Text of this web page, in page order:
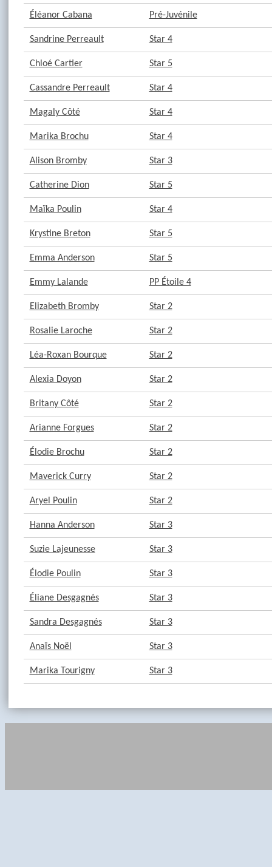
Éléanor Cabana Pré-Juvénile
Sandrine Perreault Star 4
Chloé Cartier Star 5
Cassandre Perreault Star 4
Magaly Côté Star 4
Marika Brochu Star 4
Alison Bromby Star 3
Catherine Dion Star 5
Maïka Poulin Star 4
Krystine Breton Star 5
Emma Anderson Star 5
Emmy Lalande PP Étoile 4
Elizabeth Bromby Star 2
Rosalie Laroche Star 2
Léa-Roxan Bourque Star 2
Alexia Doyon Star 2
Britany Côté Star 2
Arianne Forgues Star 2
Élodie Brochu Star 2
Maverick Curry Star 2
Aryel Poulin Star 2
Hanna Anderson Star 3
Suzie Lajeunesse Star 3
Élodie Poulin Star 3
Éliane Desgagnés Star 3
Sandra Desgagnés Star 3
Anaïs Noël Star 3
Marika Tourigny Star 3